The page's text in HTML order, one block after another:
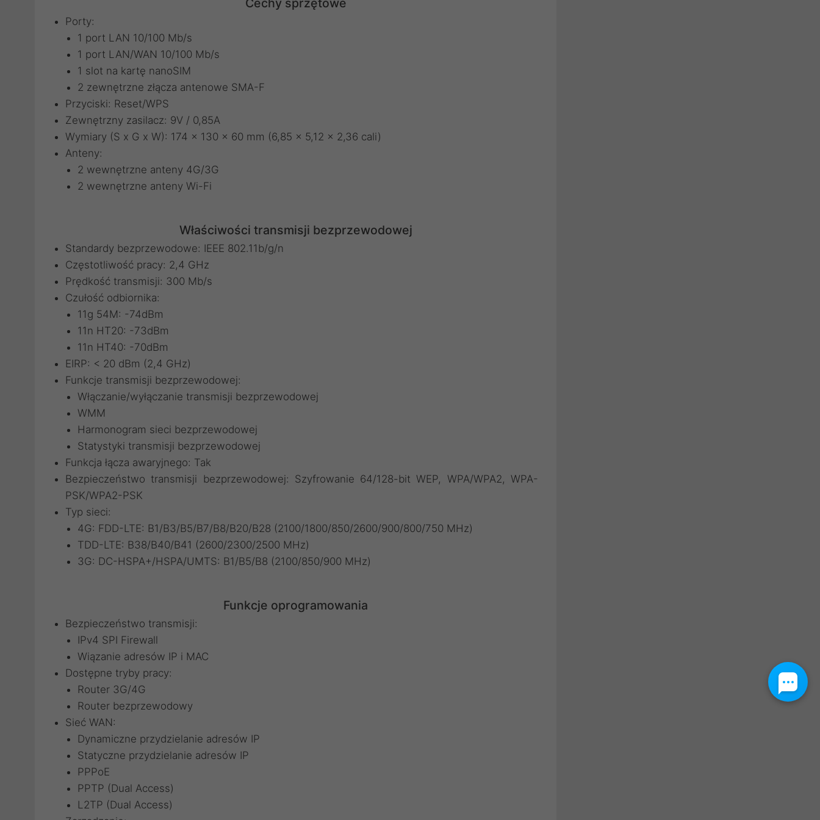
Cechy sprzętowe
Porty:
1 port LAN 10/100 Mb/s
1 port LAN/WAN 10/100 Mb/s
1 slot na kartę nanoSIM
2 zewnętrzne złącza antenowe SMA-F
Przyciski: Reset/WPS
Zewnętrzny zasilacz: 9V / 0,85A
Wymiary (S x G x W): 174 × 130 × 60 mm (6,85 × 5,12 × 2,36 cali)
Anteny:
2 wewnętrzne anteny 4G/3G
2 wewnętrzne anteny Wi-Fi
Właściwości transmisji bezprzewodowej
Standardy bezprzewodowe: IEEE 802.11b/g/n
Częstotliwość pracy: 2,4 GHz
Prędkość transmisji: 300 Mb/s
Czułość odbiornika:
11g 54M: -74dBm
11n HT20: -73dBm
11n HT40: -70dBm
EIRP: < 20 dBm (2,4 GHz)
Funkcje transmisji bezprzewodowej:
Włączanie/wyłączanie transmisji bezprzewodowej
WMM
Harmonogram sieci bezprzewodowej
Statystyki transmisji bezprzewodowej
Funkcja łącza awaryjnego: Tak
Bezpieczeństwo transmisji bezprzewodowej: Szyfrowanie 64/128-bit WEP, WPA/WPA2, WPA-
PSK/WPA2-PSK
Typ sieci:
4G: FDD-LTE: B1/B3/B5/B7/B8/B20/B28 (2100/1800/850/2600/900/800/750 MHz)
TDD-LTE: B38/B40/B41 (2600/2300/2500 MHz)
3G: DC-HSPA+/HSPA/UMTS: B1/B5/B8 (2100/850/900 MHz)
Funkcje oprogramowania
Bezpieczeństwo transmisji:
IPv4 SPI Firewall
Wiązanie adresów IP i MAC
Dostępne tryby pracy:
Router 3G/4G
Router bezprzewodowy
Sieć WAN:
Dynamiczne przydzielanie adresów IP
Statyczne przydzielanie adresów IP
PPPoE
PPTP (Dual Access)
L2TP (Dual Access)